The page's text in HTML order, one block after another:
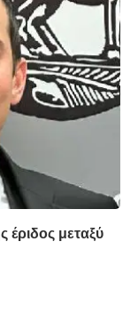
έριδος μεταξύ